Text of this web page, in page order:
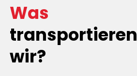
Was
transportieren
wir?